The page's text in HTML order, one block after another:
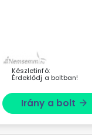
Készletinfó:
Érdeklődj a boltban!
Irány a bolt arrow_forward